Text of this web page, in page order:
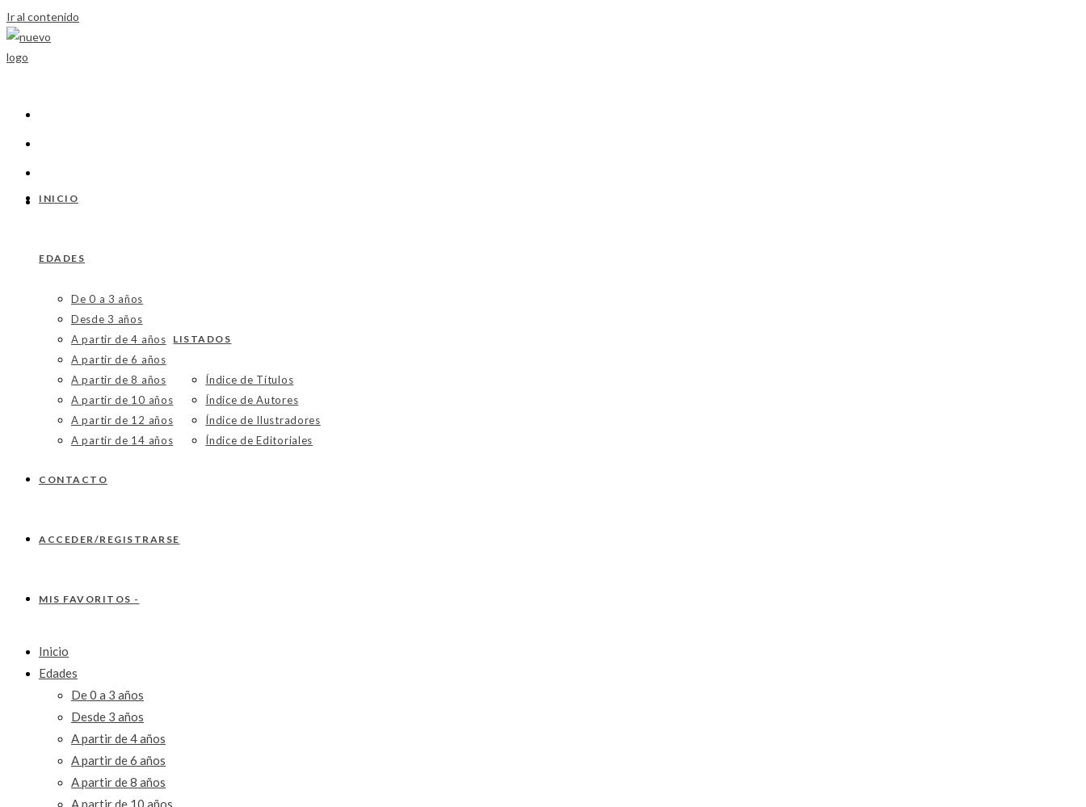
Ir al contenido
INICIO
EDADES
De 0 a 3 años
Desde 3 años
A partir de 4 años
A partir de 6 años
A partir de 8 años
A partir de 10 años
A partir de 12 años
A partir de 14 años
LISTADOS
Índice de Títulos
Índice de Autores
Índice de Ilustradores
Índice de Editoriales
CONTACTO
ACCEDER/REGISTRARSE
MIS FAVORITOS -
Inicio
Edades
De 0 a 3 años
Desde 3 años
A partir de 4 años
A partir de 6 años
A partir de 8 años
A partir de 10 años